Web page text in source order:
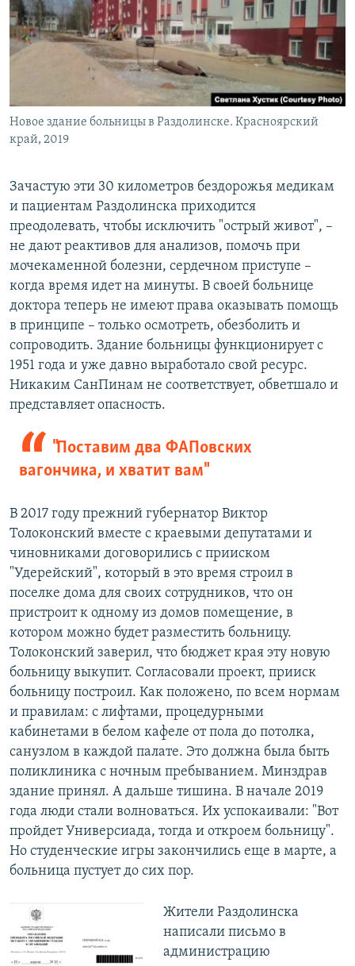
Новое здание больницы в Раздолинске. Красноярский
край, 2019
Зачастую эти 30 километров бездорожья медикам
и пациентам Раздолинска приходится
преодолевать, чтобы исключить "острый живот", –
не дают реактивов для анализов, помочь при
мочекаменной болезни, сердечном приступе –
когда время идет на минуты. В своей больнице
доктора теперь не имеют права оказывать помощь
в принципе – только осмотреть, обезболить и
сопроводить. Здание больницы функционирует с
1951 года и уже давно выработало свой ресурс.
Никаким СанПинам не соответствует, обветшало и
представляет опасность.
"Поставим два ФАПовских
вагончика, и хватит вам"
В 2017 году прежний губернатор Виктор
Толоконский вместе с краевыми депутатами и
чиновниками договорились с прииском
"Удерейский", который в это время строил в
поселке дома для своих сотрудников, что он
пристроит к одному из домов помещение, в
котором можно будет разместить больницу.
Толоконский заверил, что бюджет края эту новую
больницу выкупит. Согласовали проект, прииск
больницу построил. Как положено, по всем нормам
и правилам: с лифтами, процедурными
кабинетами в белом кафеле от пола до потолка,
санузлом в каждой палате. Это должна была быть
поликлиника с ночным пребыванием. Минздрав
здание принял. А дальше тишина. В начале 2019
года люди стали волноваться. Их успокаивали: "Вот
пройдет Универсиада, тогда и откроем больницу".
Но студенческие игры закончились еще в марте, а
больница пустует до сих пор.
Жители Раздолинска
написали письмо в
администрацию